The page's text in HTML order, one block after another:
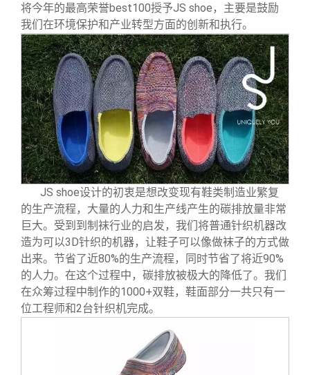
将今年的最高荣誉best100授予JS shoe，主要是鼓励
我们在环境保护和产业转型方面的创新和执行。
JS shoe设计的初衷是想改变现有鞋类制造业繁复
的生产流程，大量的人力和生产线产生的碳排放量非常
巨大。受到到制袜行业的启发，我们将普通针织机器改
造为可以3D针织的机器，让鞋子可以像做袜子的方式做
出来。节省了近80%的生产流程，同时节省了将近90%
的人力。在这个过程中，碳排放被极大的降低了。我们
在众筹过程中制作的1000+双鞋，鞋面部分一共只有一
位工程师和2台针织机完成。